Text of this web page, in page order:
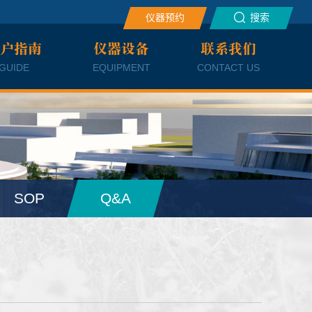
仪器预约 搜索
指南 仪器设备
EQUIPMENT
联系我们
CONTACT US
SOP Q&A